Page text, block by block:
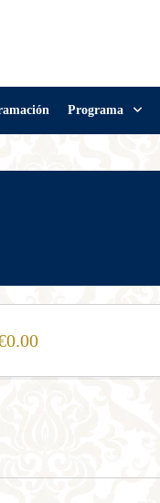
Programa
0.00